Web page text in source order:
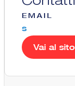
EMAIL
s
Vai al sito